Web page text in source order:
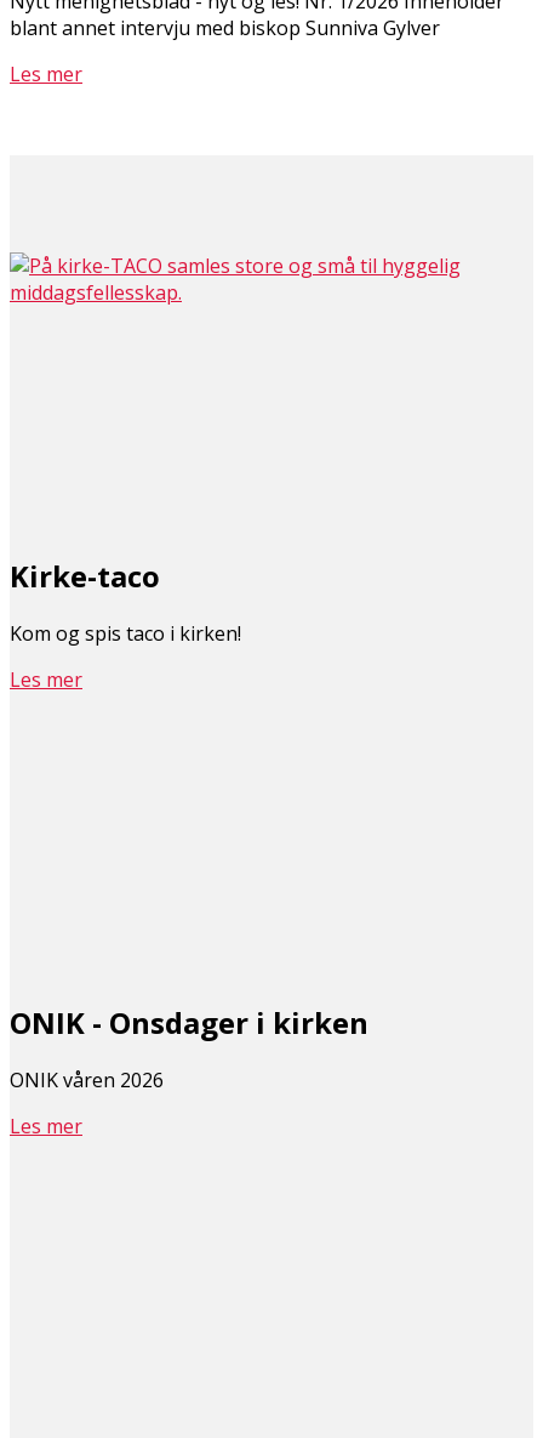
blant annet intervju med biskop Sunniva Gylver
Les mer
Kirke-taco
Kom og spis taco i kirken!
Les mer
ONIK - Onsdager i kirken
ONIK våren 2026
Les mer